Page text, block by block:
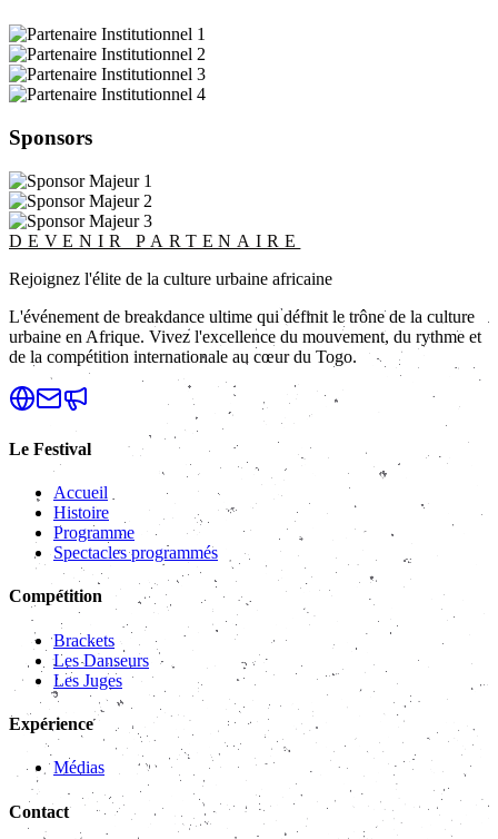
Sponsors
DEVENIR PARTENAIRE
Rejoignez l'élite de la culture urbaine africaine
L'événement de breakdance ultime qui définit le trône de la culture
urbaine en Afrique. Vivez l'excellence du mouvement, du rythme et
de la compétition internationale au cœur du Togo.
Le Festival
Accueil
Histoire
Programme
Spectacles programmés
Compétition
Brackets
Les Danseurs
Les Juges
Expérience
Médias
Contact